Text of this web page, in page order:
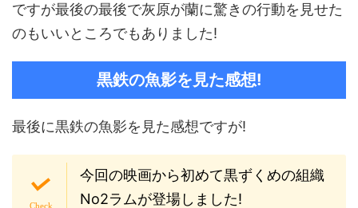
ですが最後の最後で灰原が蘭に驚きの行動を見せた
のもいいところでもありました!
黒鉄の魚影を見た感想!
最後に黒鉄の魚影を見た感想ですが!
今回の映画から初めて黒ずくめの組織
No2ラムが登場しました!